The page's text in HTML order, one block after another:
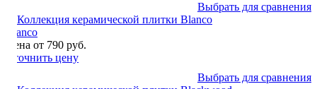
Выбрать для сравнения
Blanco
Цена от 790 руб.
Уточнить цену
Выбрать для сравнения